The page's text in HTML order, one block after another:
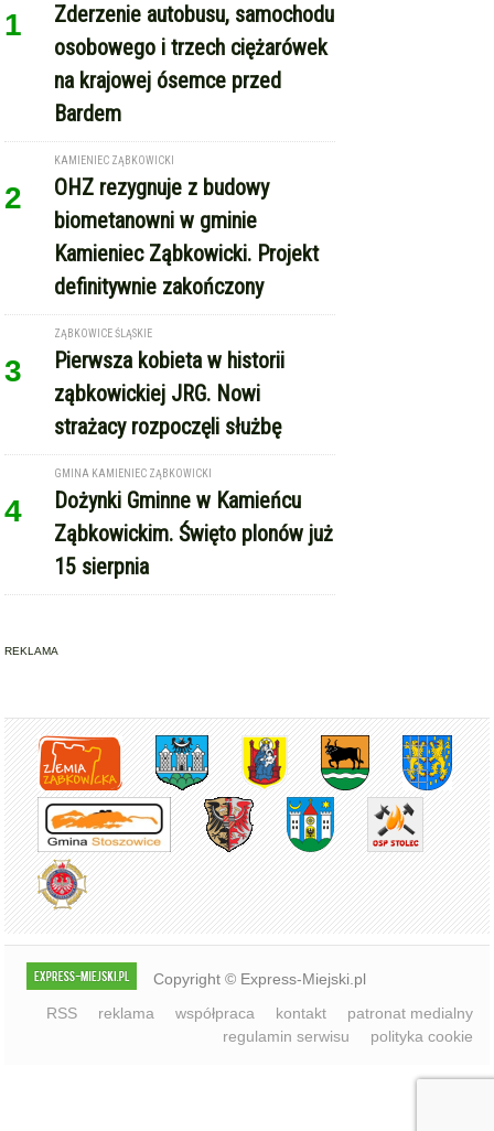
1
Zderzenie autobusu, samochodu
osobowego i trzech ciężarówek
na krajowej ósemce przed
Bardem
2
KAMIENIEC ZĄBKOWICKI
OHZ rezygnuje z budowy
biometanowni w gminie
Kamieniec Ząbkowicki. Projekt
definitywnie zakończony
3
ZĄBKOWICE ŚLĄSKIE
Pierwsza kobieta w historii
ząbkowickiej JRG. Nowi
strażacy rozpoczęli służbę
4
GMINA KAMIENIEC ZĄBKOWICKI
Dożynki Gminne w Kamieńcu
Ząbkowickim. Święto plonów już
15 sierpnia
REKLAMA
Copyright © Express-Miejski.pl
RSS
reklama współpraca kontakt
patronat medialny
regulamin serwisu
polityka cookie